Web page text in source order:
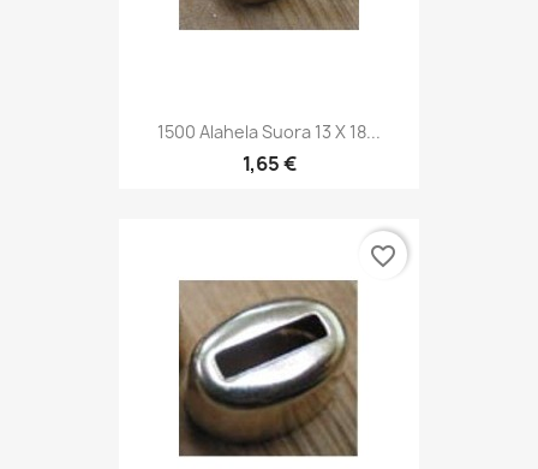
1500 Alahela Suora 13 X 18...
1,65 €
favorite_border